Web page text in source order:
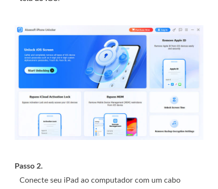
Passo 2.
Conecte seu iPad ao computador com um cabo